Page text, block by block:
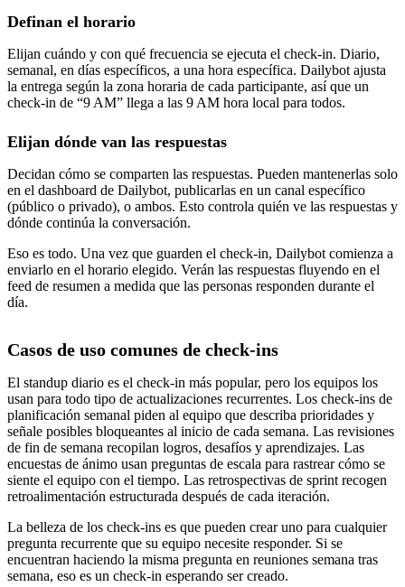
Definan el horario
Elijan cuándo y con qué frecuencia se ejecuta el check-in. Diario,
semanal, en días específicos, a una hora específica. Dailybot ajusta
la entrega según la zona horaria de cada participante, así que un
check-in de “9 AM” llega a las 9 AM hora local para todos.
Elijan dónde van las respuestas
Decidan cómo se comparten las respuestas. Pueden mantenerlas solo
en el dashboard de Dailybot, publicarlas en un canal específico
(público o privado), o ambos. Esto controla quién ve las respuestas y
dónde continúa la conversación.
Eso es todo. Una vez que guarden el check-in, Dailybot comienza a
enviarlo en el horario elegido. Verán las respuestas fluyendo en el
feed de resumen a medida que las personas responden durante el
día.
Casos de uso comunes de check-ins
El standup diario es el check-in más popular, pero los equipos los
usan para todo tipo de actualizaciones recurrentes. Los check-ins de
planificación semanal piden al equipo que describa prioridades y
señale posibles bloqueantes al inicio de cada semana. Las revisiones
de fin de semana recopilan logros, desafíos y aprendizajes. Las
encuestas de ánimo usan preguntas de escala para rastrear cómo se
siente el equipo con el tiempo. Las retrospectivas de sprint recogen
retroalimentación estructurada después de cada iteración.
La belleza de los check-ins es que pueden crear uno para cualquier
pregunta recurrente que su equipo necesite responder. Si se
encuentran haciendo la misma pregunta en reuniones semana tras
semana, eso es un check-in esperando ser creado.